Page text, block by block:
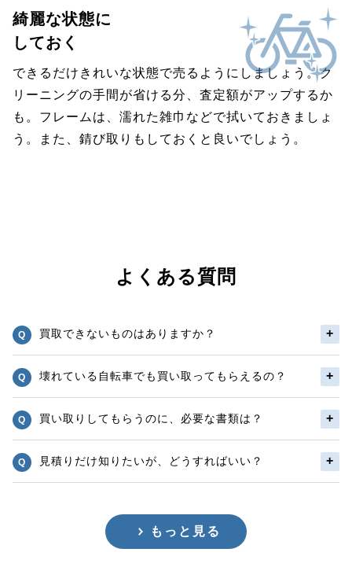
綺麗な状態に
しておく
できるだけきれいな状態で売るようにしましょう。ク
リーニングの手間が省ける分、査定額がアップするか
も。フレームは、濡れた雑巾などで拭いておきましょ
う。また、錆び取りもしておくと良いでしょう。
よくある質問
買取できないものはありますか？
壊れている自転車でも買い取ってもらえるの？
買い取りしてもらうのに、必要な書類は？
見積りだけ知りたいが、どうすればいい？
もっと見る